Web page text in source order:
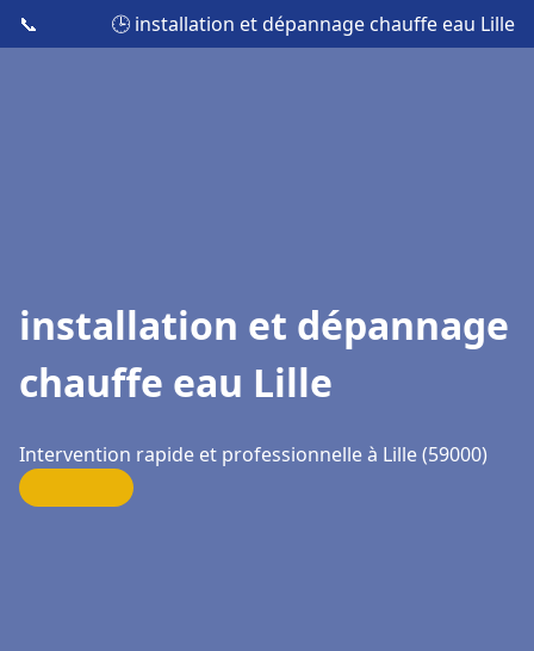
📞 🕒 installation et dépannage chauffe eau Lille
installation et dépannage
chauffe eau Lille
Intervention rapide et professionnelle à Lille (59000)